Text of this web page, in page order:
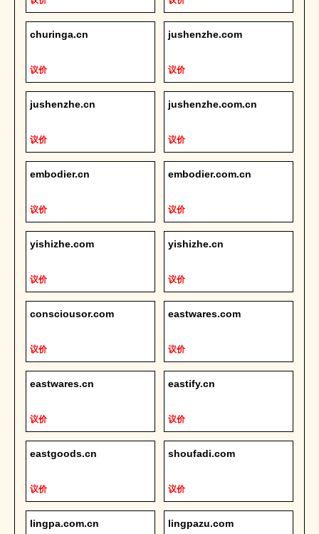
churinga.cn
议价
jushenzhe.com
议价
jushenzhe.cn
议价
jushenzhe.com.cn
议价
embodier.cn
议价
embodier.com.cn
议价
yishizhe.com
议价
yishizhe.cn
议价
consciousor.com
议价
eastwares.com
议价
eastwares.cn
议价
eastify.cn
议价
eastgoods.cn
议价
shoufadi.com
议价
lingpa.com.cn lingpazu.com